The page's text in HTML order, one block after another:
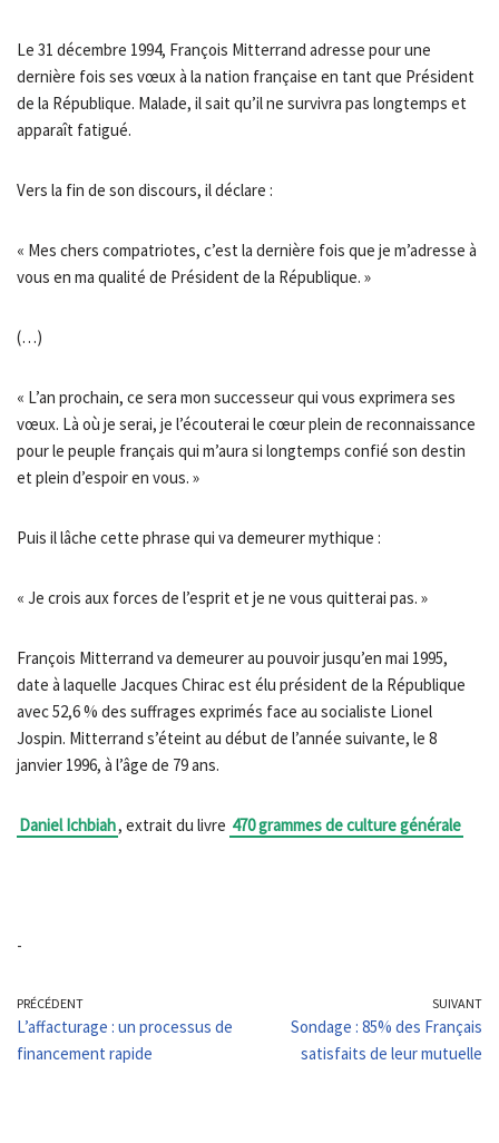
Le 31 décembre 1994, François Mitterrand adresse pour une
dernière fois ses vœux à la nation française en tant que Président
de la République. Malade, il sait qu’il ne survivra pas longtemps et
apparaît fatigué.
Vers la fin de son discours, il déclare :
« Mes chers compatriotes, c’est la dernière fois que je m’adresse à
vous en ma qualité de Président de la République. »
(…)
« L’an prochain, ce sera mon successeur qui vous exprimera ses
vœux. Là où je serai, je l’écouterai le cœur plein de reconnaissance
pour le peuple français qui m’aura si longtemps confié son destin
et plein d’espoir en vous. »
Puis il lâche cette phrase qui va demeurer mythique :
« Je crois aux forces de l’esprit et je ne vous quitterai pas. »
François Mitterrand va demeurer au pouvoir jusqu’en mai 1995,
date à laquelle Jacques Chirac est élu président de la République
avec 52,6 % des suffrages exprimés face au socialiste Lionel
Jospin. Mitterrand s’éteint au début de l’année suivante, le 8
janvier 1996, à l’âge de 79 ans.
Daniel Ichbiah, extrait du livre 470 grammes de culture générale
-
PRÉCÉDENT
L’affacturage : un processus de
financement rapide
SUIVANT
Sondage : 85% des Français
satisfaits de leur mutuelle